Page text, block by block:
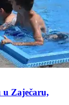
u Zaječaru,